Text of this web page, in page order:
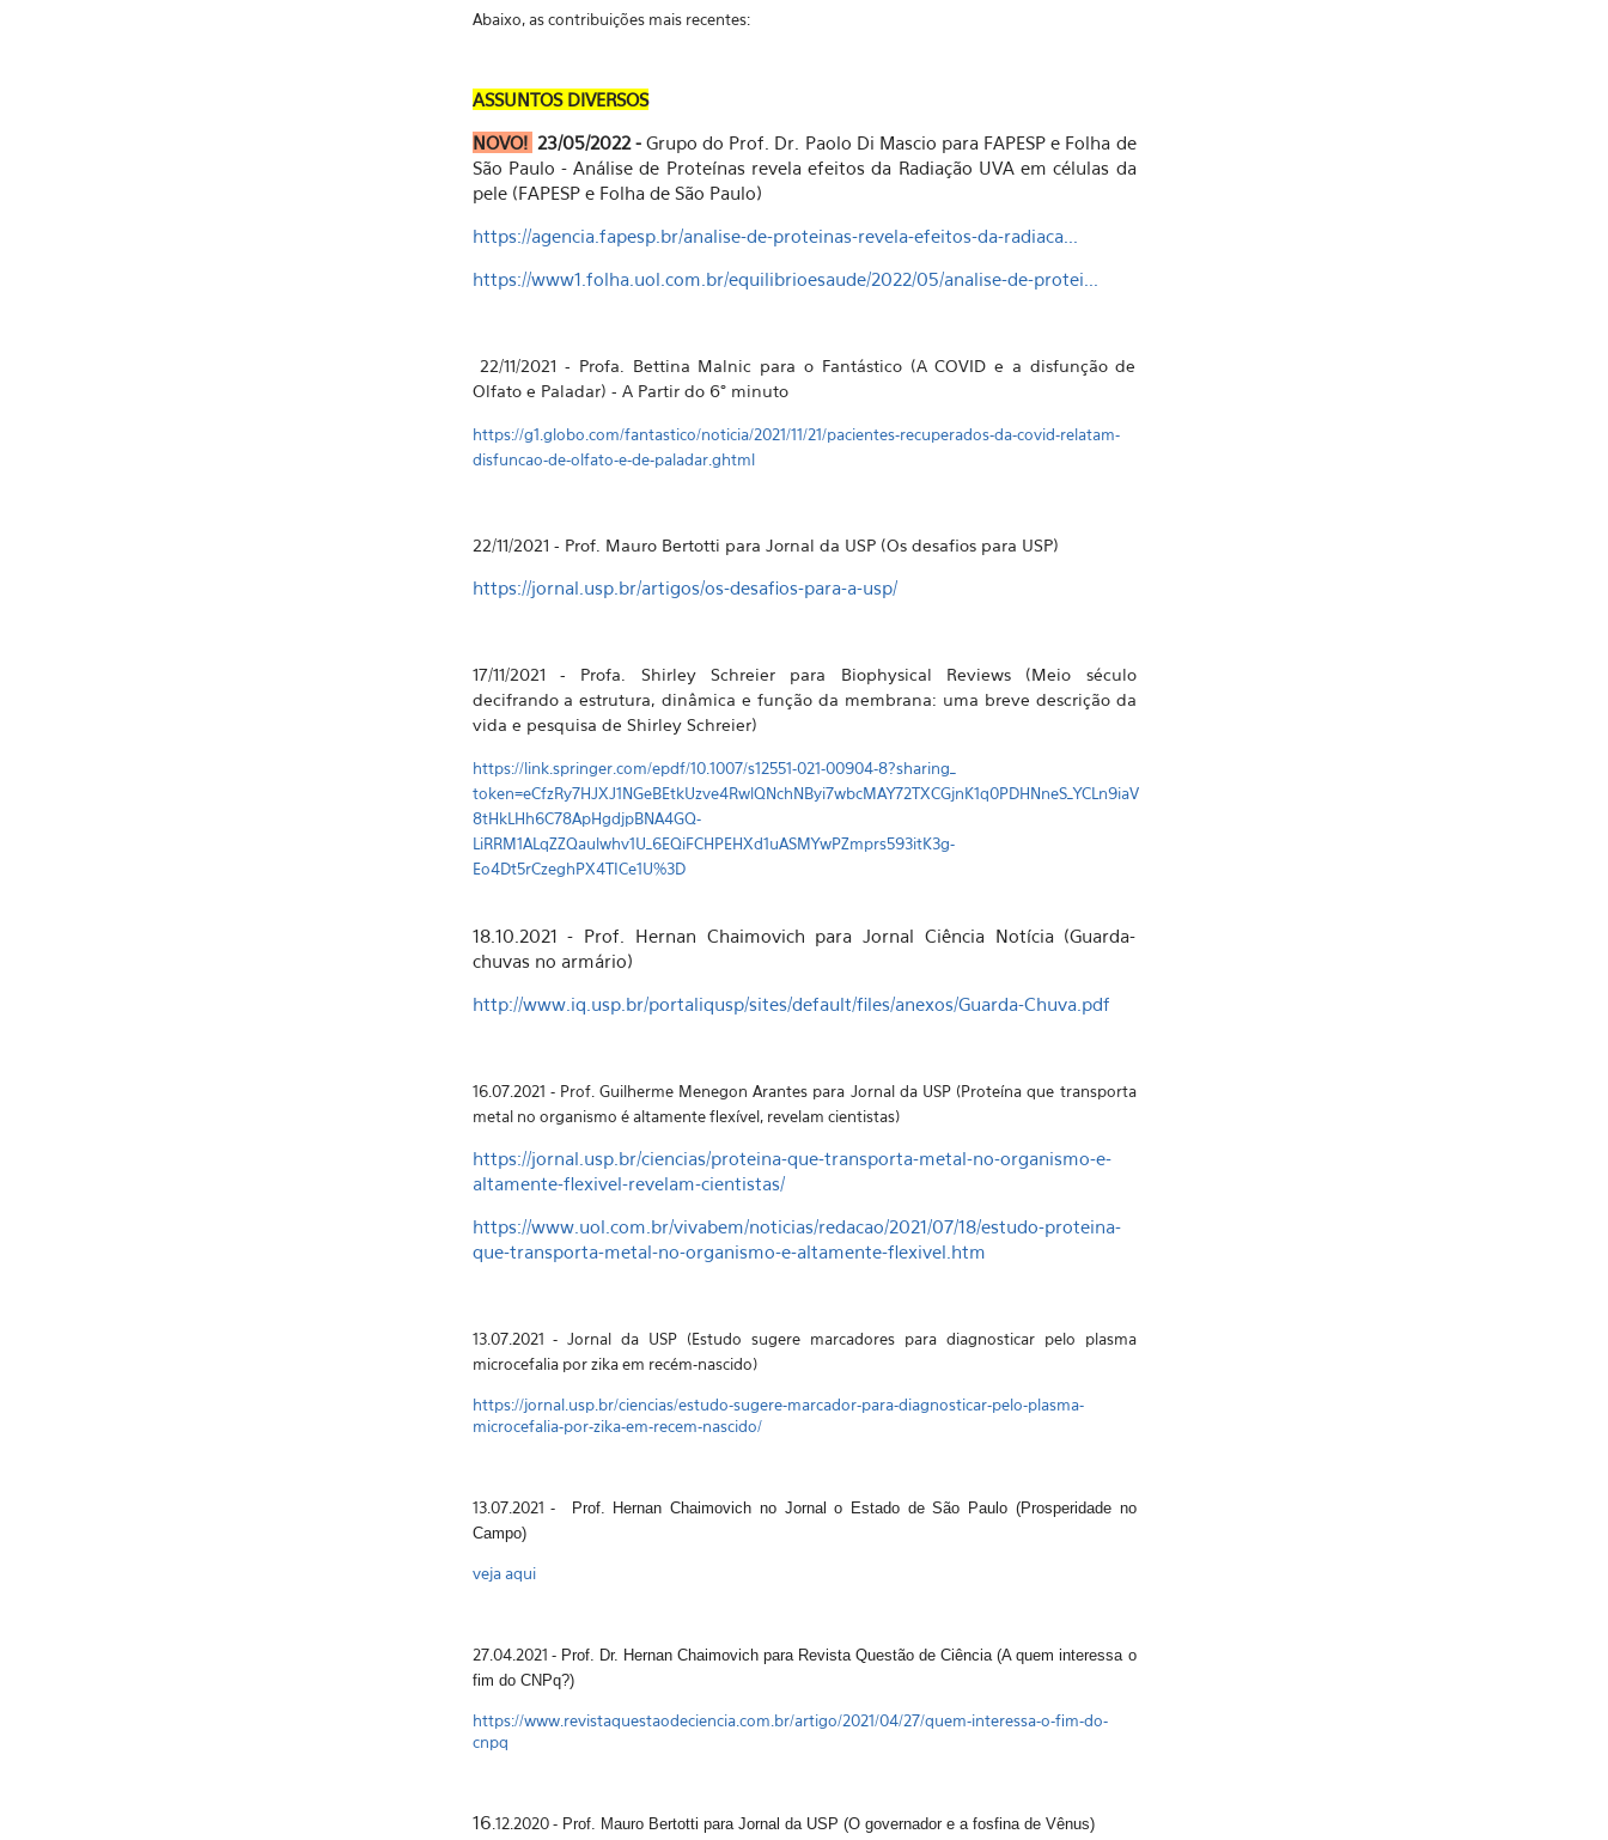
Abaixo, as contribuições mais recentes:
ASSUNTOS DIVERSOS
NOVO! 23/05/2022 -Grupo do Prof. Dr. Paolo Di Mascio para FAPESP e Folha de
São Paulo - Análise de Proteínas revela efeitos da Radiação UVA em células da
pele (FAPESP e Folha de São Paulo)
https://agencia.fapesp.br/analise-de-proteinas-revela-efeitos-da-radiaca...
https://www1.folha.uol.com.br/equilibrioesaude/2022/05/analise-de-protei...
22/11/2021 - Profa. Bettina Malnic para o Fantástico (A COVID e a disfunção de
Olfato e Paladar) - A Partir do 6° minuto
https://g1.globo.com/fantastico/noticia/2021/11/21/pacientes-recuperados-da-covid-relatam-
disfuncao-de-olfato-e-de-paladar.ghtml
22/11/2021 - Prof. Mauro Bertotti para Jornal da USP (Os desafios para USP)
https://jornal.usp.br/artigos/os-desafios-para-a-usp/
17/11/2021 - Profa. Shirley Schreier para Biophysical Reviews (Meio século
decifrando a estrutura, dinâmica e função da membrana: uma breve descrição da
vida e pesquisa de Shirley Schreier)
https://link.springer.com/epdf/10.1007/s12551-021-00904-8?sharing_
token=eCfzRy7HJXJ1NGeBEtkUzve4RwlQNchNByi7wbcMAY72TXCGjnK1q0PDHNneS_YCLn9iaV
8tHkLHh6C78ApHgdjpBNA4GQ-
LiRRM1ALqZZQaulwhv1U_6EQiFCHPEHXd1uASMYwPZmprs593itK3g-
Eo4Dt5rCzeghPX4TICe1U%3D
18.10.2021 - Prof. Hernan Chaimovich para Jornal Ciência Notícia (Guarda-
chuvas no armário)
http://www.iq.usp.br/portaliqusp/sites/default/files/anexos/Guarda-Chuva.pdf
16.07.2021 - Prof. Guilherme Menegon Arantes para Jornal da USP (Proteína que transporta
metal no organismo é altamente flexível, revelam cientistas)
https://jornal.usp.br/ciencias/proteina-que-transporta-metal-no-organismo-e-
altamente-flexivel-revelam-cientistas/
https://www.uol.com.br/vivabem/noticias/redacao/2021/07/18/estudo-proteina-
que-transporta-metal-no-organismo-e-altamente-flexivel.htm
13.07.2021 - Jornal da USP (Estudo sugere marcadores para diagnosticar pelo plasma
microcefalia por zika em recém-nascido)
https://jornal.usp.br/ciencias/estudo-sugere-marcador-para-diagnosticar-pelo-plasma-
microcefalia-por-zika-em-recem-nascido/
13.07.2021 - Prof. Hernan Chaimovich no Jornal o Estado de São Paulo (Prosperidade no
Campo)
veja aqui
27.04.2021 - Prof. Dr. Hernan Chaimovich para Revista Questão de Ciência (A quem interessa o
fim do CNPq?)
https://www.revistaquestaodeciencia.com.br/artigo/2021/04/27/quem-interessa-o-fim-do-
cnpq
16 .12.2020 -Prof. Mauro Bertotti para Jornal da USP (O governador e a fosfina de Vênus)